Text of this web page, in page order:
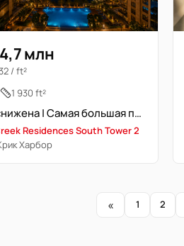
млн
/ ft²
1 930 ft²
Цена снижена | Самая большая планировка | Вид на марину
Residences South Tower 2
Харбор
« 1 2